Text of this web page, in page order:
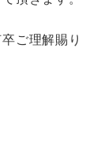
ご理解賜り